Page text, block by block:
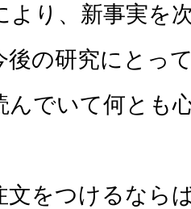
より、新事実を
後の研究にとっ
んでいて何とも
文をつけるなら